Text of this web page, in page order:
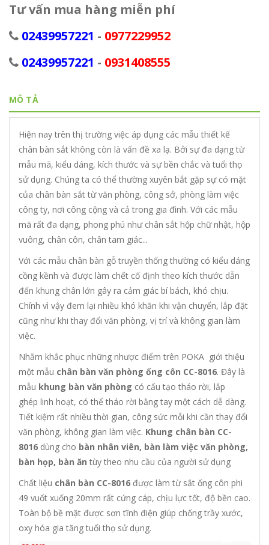
Tư vấn mua hàng miễn phí
02439957221 - 0977229952
02439957221 - 0931408555
MÔ TẢ
Hiện nay trên thị trường việc áp dụng các mẫu thiết kế
chân bàn sắt không còn là vấn đề xa lạ. Bởi sự đa dạng từ
mẫu mã, kiểu dáng, kích thước và sự bền chắc và tuổi thọ
sử dụng. Chúng ta có thể thường xuyên bắt gặp sự có mặt
của chân bàn sắt từ văn phòng, công sở, phòng làm việc
công ty, nơi công cộng và cả trong gia đình. Với các mẫu
mã rất đa dạng, phong phú như chân sắt hộp chữ nhật, hộp
vuông, chân côn, chân tam giác...
Với các mẫu chân bàn gỗ truyền thống thường có kiểu dáng
cồng kềnh và được làm chết cố định theo kích thước dẫn
đến khung chân lớn gây ra cảm giác bí bách, khó chịu.
Chính vì vậy đem lại nhiều khó khăn khi vận chuyển, lắp đặt
cũng như khi thay đổi văn phòng, vị trí và không gian làm
việc.
Nhằm khắc phục những nhược điểm trên POKA giới thiệu
một mẫu chân bàn văn phòng ống côn CC-8016. Đây là
mẫu khung bàn văn phòng có cấu tạo tháo rời, lắp
ghép linh hoạt, có thể tháo rời bằng tay một cách dễ dàng.
Tiết kiệm rất nhiều thời gian, công sức mỗi khi cần thay đổi
văn phòng, không gian làm việc. Khung chân bàn CC-
8016 dùng cho bàn nhân viên, bàn làm việc văn phòng,
bàn họp, bàn ăn tùy theo nhu cầu của người sử dụng
Chất liệu chân bàn CC-8016 được làm từ sắt ống côn phi
49 vuốt xuống 20mm rất cứng cáp, chịu lực tốt, độ bền cao.
Toàn bộ bề mặt được sơn tĩnh điện giúp chống trầy xước,
oxy hóa gia tăng tuổi thọ sử dụng.